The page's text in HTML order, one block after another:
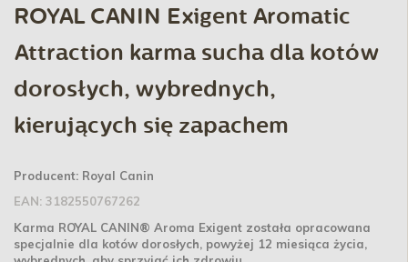
ROYAL CANIN Exigent Aromatic
Attraction karma sucha dla kotów
dorosłych, wybrednych,
kierujących się zapachem
Producent: Royal Canin
EAN: 3182550767262
Karma ROYAL CANIN® Aroma Exigent została opracowana
specjalnie dla kotów dorosłych, powyżej 12 miesiąca życia,